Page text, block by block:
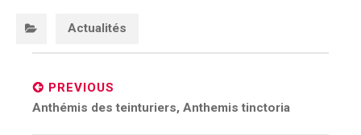
Actualités
navigation
PREVIOUS
Previous
Anthémis des teinturiers, Anthemis tinctoria